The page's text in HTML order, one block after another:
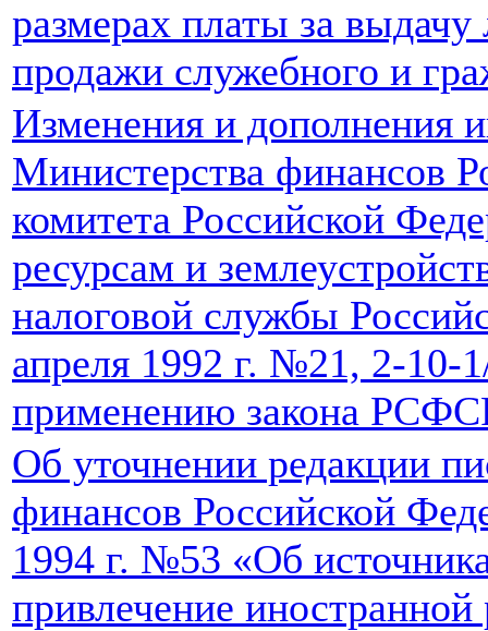
размерах платы за
продажи служебного и
Изменения и дополнения
Министерства финансов
комитета Российской
ресурсам и
налоговой службы
апреля 1992 г. №21, 2-10-
применению закона
Об уточнении редакции
финансов Российской
1994 г. №53 «Об
привлечение